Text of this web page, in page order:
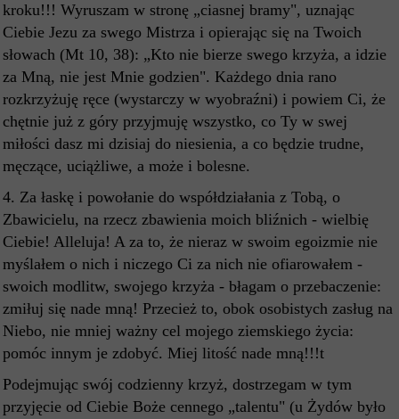
kroku!!! Wyruszam w stronę „ciasnej bramy", uznając
Ciebie Jezu za swego Mistrza i opierając się na Twoich
słowach (Mt 10, 38): „Kto nie bierze swego krzyża, a idzie
za Mną, nie jest Mnie godzien". Każdego dnia rano
rozkrzyżuję ręce (wystarczy w wyobraźni) i powiem Ci, że
chętnie już z góry przyjmuję wszystko, co Ty w swej
miłości dasz mi dzisiaj do niesienia, a co będzie trudne,
męczące, uciążliwe, a może i bolesne.
4. Za łaskę i powołanie do współdziałania z Tobą, o
Zbawicielu, na rzecz zbawienia moich bliźnich - wielbię
Ciebie! Alleluja! A za to, że nieraz w swoim egoizmie nie
myślałem o nich i niczego Ci za nich nie ofiarowałem -
swoich modlitw, swojego krzyża - błagam o przebaczenie:
zmiłuj się nade mną! Przecież to, obok osobistych zasług na
Niebo, nie mniej ważny cel mojego ziemskiego życia:
pomóc innym je zdobyć. Miej litość nade mną!!!t
Podejmując swój codzienny krzyż, dostrzegam w tym
przyjęcie od Ciebie Boże cennego „talentu" (u Żydów było